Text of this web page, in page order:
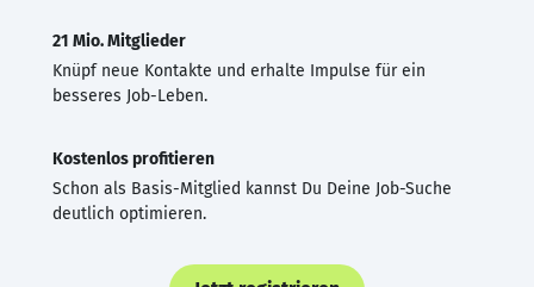
21 Mio. Mitglieder
Knüpf neue Kontakte und erhalte Impulse für ein
besseres Job-Leben.
Kostenlos profitieren
Schon als Basis-Mitglied kannst Du Deine Job-Suche
deutlich optimieren.